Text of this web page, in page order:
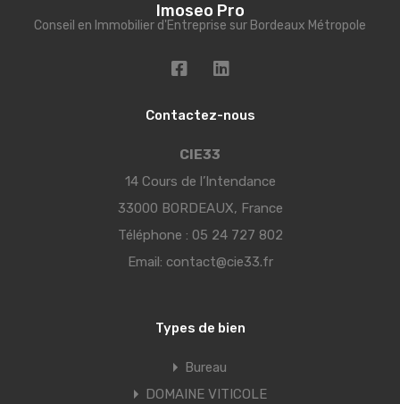
Imoseo Pro
Conseil en Immobilier d'Entreprise sur Bordeaux Métropole
Contactez-nous
CIE33
14 Cours de l’Intendance
33000 BORDEAUX, France
Téléphone : 05 24 727 802
Email: contact@cie33.fr
Types de bien
Bureau
DOMAINE VITICOLE